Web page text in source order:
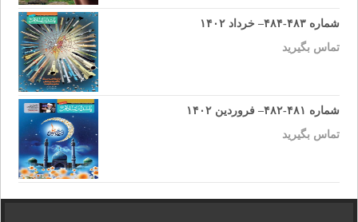
شماره ۴۸۳-۴۸۴– خرداد ۱۴۰۲
تماس بگیرید
شماره ۴۸۱-۴۸۲– فروردین ۱۴۰۲
تماس بگیرید